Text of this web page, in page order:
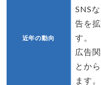
近年の動向
SNS
告を
す。
広告
とか
ます。